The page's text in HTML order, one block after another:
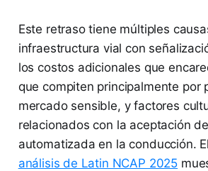
Este retraso tiene múltiples
infraestructura vial con
los costos adicionales que
que compiten principalmente por
mercado sensible, y factores
relacionados con la aceptación
automatizada en la conducción.
análisis de Latin NCAP 2025